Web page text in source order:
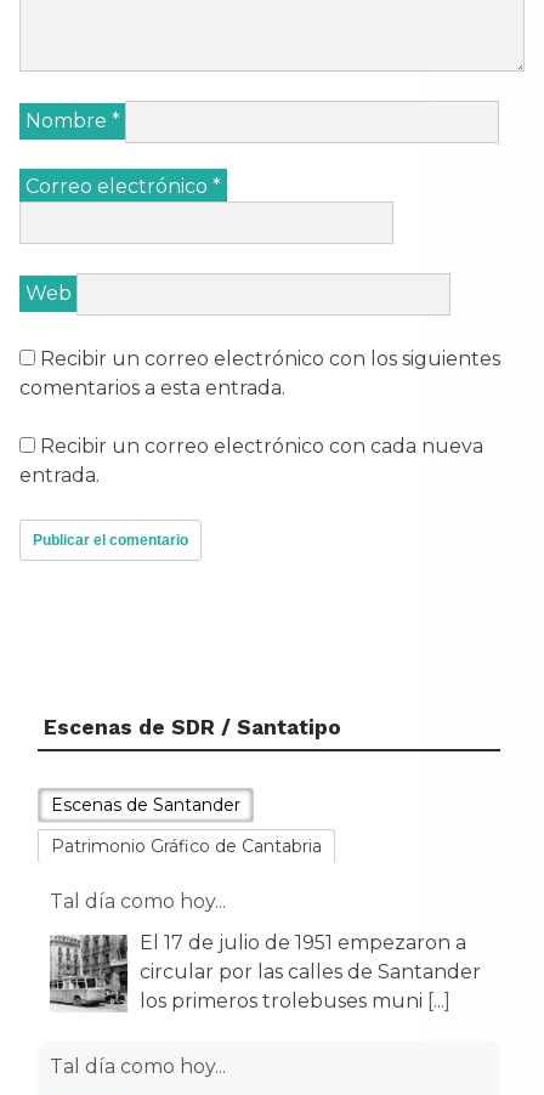
Nombre *
Correo electrónico *
Web
Recibir un correo electrónico con los siguientes
comentarios a esta entrada.
Recibir un correo electrónico con cada nueva
entrada.
Escenas de SDR / Santatipo
Escenas de Santander
Patrimonio Gráfico de Cantabria
Tal día como hoy...
El 17 de julio de 1951 empezaron a
circular por las calles de Santander
los primeros trolebuses muni [...]
Tal día como hoy...